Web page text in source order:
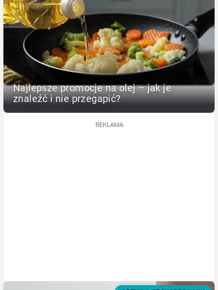
Najlepsze promocje na olej – jak je
znaleźć i nie przegapić?
REKLAMA